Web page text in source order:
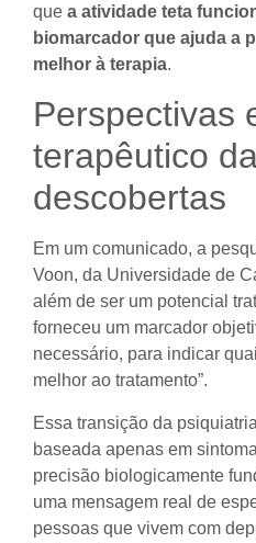
que a atividade teta
biomarcador que ajuda a
melhor à terapia.
Perspectivas
terapêutico
descobertas
Em um comunicado, a
Voon, da Universidade de
além de ser um potencial
forneceu um marcador
necessário, para indicar
melhor ao tratamento”.
Essa transição da
baseada apenas em
precisão biologicamente
uma mensagem real de
pessoas que vivem com